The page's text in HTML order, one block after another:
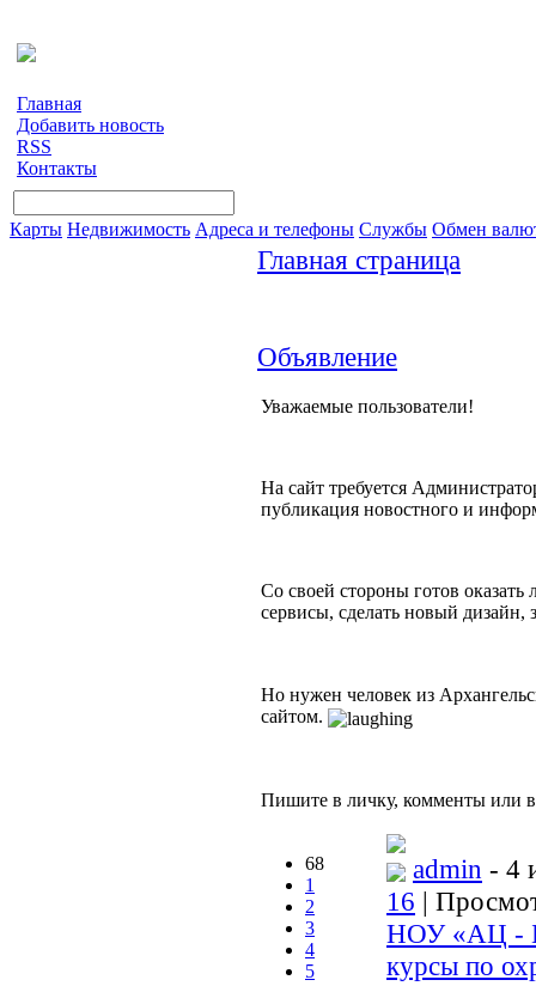
Главная
Добавить новость
RSS
Контакты
Карты Недвижимость Адреса и телефоны Службы Обмен
Главная страница
Объявление
Уважаемые пользователи!
На сайт требуется
публикация новостного и
Со своей стороны готов
сервисы, сделать новый дизайн,
Но нужен человек из
сайтом.
Пишите в личку, комменты или в
68
1
2
3
4
5
admin - 4
16 |
НОУ «АЦ -
курсы по